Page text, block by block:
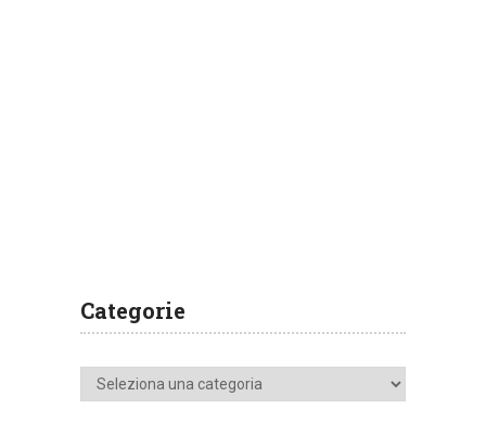
Categorie
Categorie